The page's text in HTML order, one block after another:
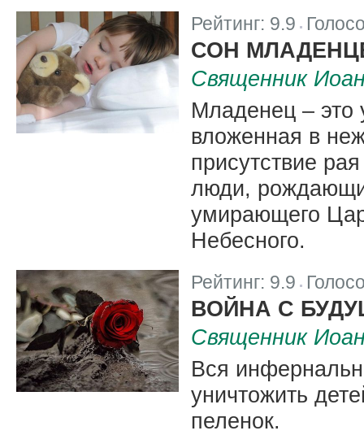
Рейтинг: 9.9
СОН
Священник
Младенец –
вложенная в
присутствие
люди,
умирающего
Небесного.
Рейтинг: 9.9
ВОЙНА С
Священник
Вся
уничтожить
пеленок.